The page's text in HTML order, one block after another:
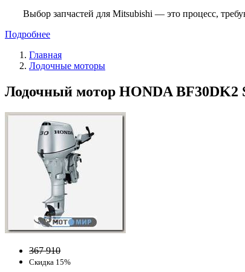
Выбор запчастей для Mitsubishi — это процесс,
Подробнее
Главная
Лодочные моторы
Лодочный мотор HONDA BF30DK2
367 910
Скидка 15%